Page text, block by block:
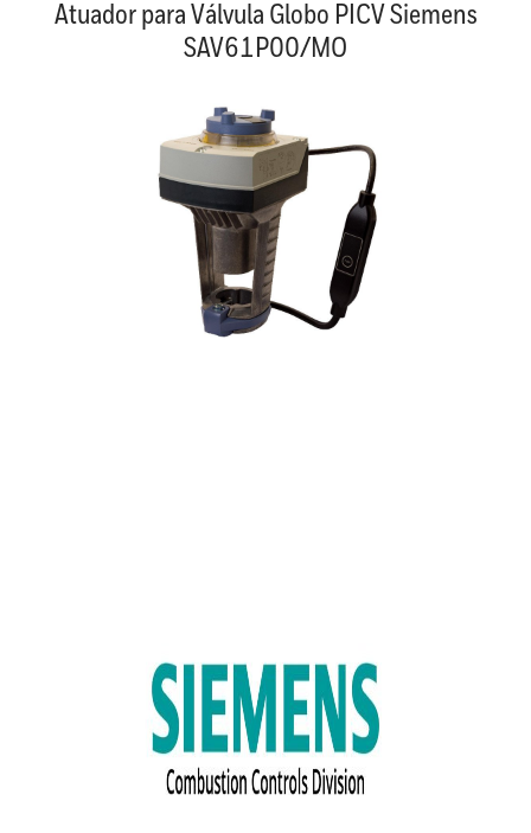
Atuador para Válvula Globo PICV Siemens
SAV61P00/MO